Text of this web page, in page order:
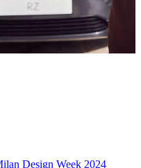
Design Week 2024